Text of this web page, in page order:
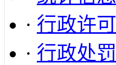
· 行政许可
· 行政处罚